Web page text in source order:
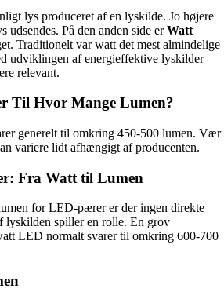
lys produceret af en lyskilde. Jo højere
udsendes. På den anden side erWatt
Traditionelt var watt det mest almindelige
udviklingen af energieffektive lyskilder
relevant.
Til Hvor Mange Lumen?
generelt til omkring 450-500 lumen. Vær
variere lidt afhængigt af producenten.
Fra Watt til Lumen
for LED-pærer er der ingen direkte
lyskilden spiller en rolle. En grov
LED normalt svarer til omkring 600-700